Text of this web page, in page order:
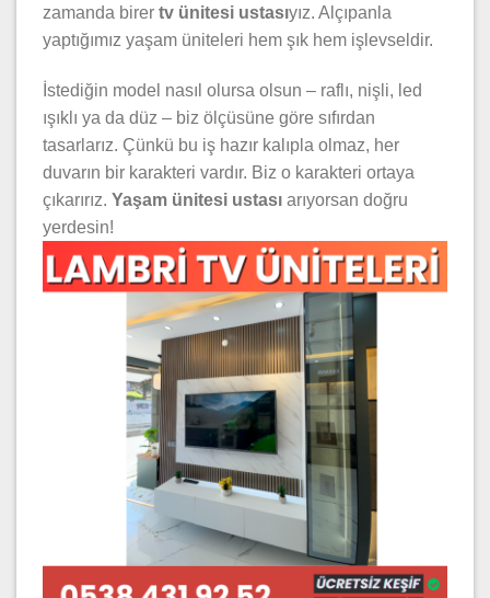
zamanda birer tv ünitesi ustasıyız. Alçıpanla
yaptığımız yaşam üniteleri hem şık hem işlevseldir.
İstediğin model nasıl olursa olsun – raflı, nişli, led
ışıklı ya da düz – biz ölçüsüne göre sıfırdan
tasarlarız. Çünkü bu iş hazır kalıpla olmaz, her
duvarın bir karakteri vardır. Biz o karakteri ortaya
çıkarırız. Yaşam ünitesi ustası arıyorsan doğru
yerdesin!